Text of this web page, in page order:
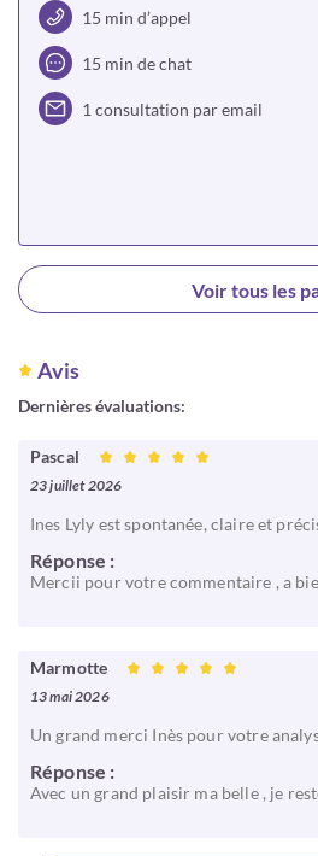
15 min d’appel
15 min de chat
1 consultation par email
Voir tous les
Avis
Dernières évaluations:
Pascal
23 juillet 2026
Ines Lyly est spontanée, claire et
Réponse :
Mercii pour votre commentaire , a
Marmotte
13 mai 2026
Un grand merci Inès pour votre
Réponse :
Avec un grand plaisir ma belle , je